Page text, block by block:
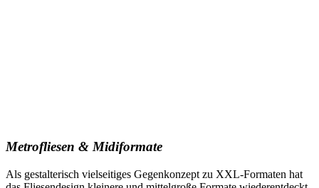
Metrofliesen & Midiformate
Als gestalterisch vielseitiges Gegenkonzept zu XXL-Formaten hat